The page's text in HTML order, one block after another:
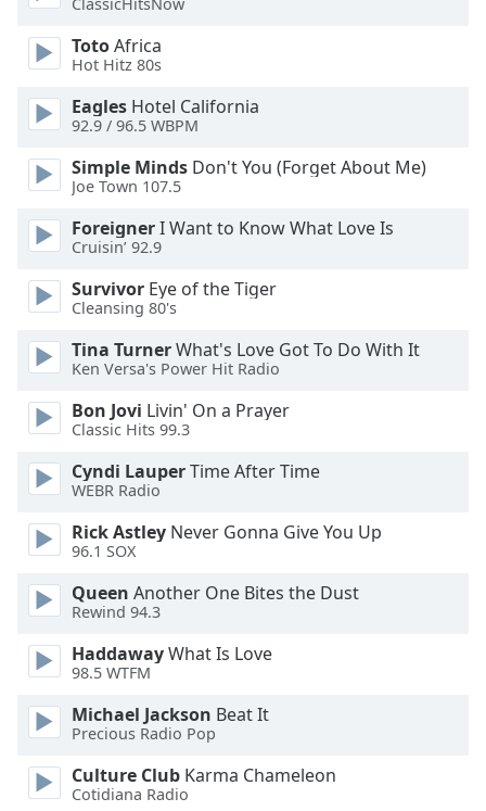
dialog
window.
Escape
cancel
and
close
Text
Color
Opacity
Text
Background
Background
Color
Opacity
Font
Size
ClassicHitsNow
TotoAfrica
Hot Hitz 80s
Eagles Hotel California
92.9 / 96.5 WBPM
Simple Minds Don't You (Forget About Me)
Joe Town 107.5
ForeignerI Want to Know What Love Is
Cruisin’ 92.9
Survivor Eye of the Tiger
Cleansing 80's
Tina TurnerWhat's Love Got To Do With It
Ken Versa's Power Hit Radio
Bon Jovi Livin' On a Prayer
Classic Hits 99.3
Cyndi LauperTime After Time
WEBR Radio
Rick Astley Never Gonna Give You Up
96.1 SOX
Queen Another One Bites the Dust
Rewind 94.3
HaddawayWhat Is Love
98.5 WTFM
Michael Jackson Beat It
Precious Radio Pop
Culture Club Karma Chameleon
Cotidiana Radio